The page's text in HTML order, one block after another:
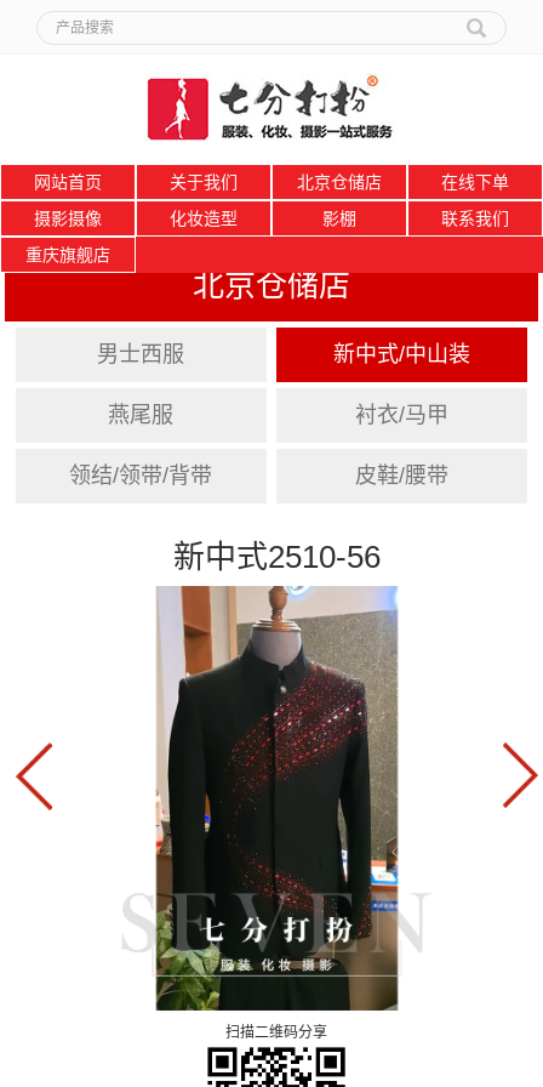
网站首页 关于我们 北京仓储店
在线下单
摄影摄像
化妆造型 影棚
联系我们
重庆旗舰店
北京仓储店
男士西服 新中式/中山装
燕尾服 衬衣/马甲
领结/领带/背带 皮鞋/腰带
新中式2510-56
扫描二维码分享